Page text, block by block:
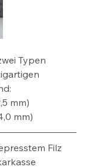
Typen
mm)
mm)
Filz